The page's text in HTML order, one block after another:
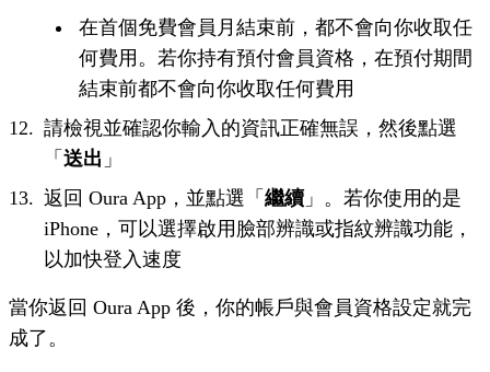
在首個免費會員月結束前，都不會向你收取任
何費用。若你持有預付會員資格，在預付期間
結束前都不會向你收取任何費用
請檢視並確認你輸入的資訊正確無誤，然後點選
「 送出 」
返回 Oura App，並點選「 繼續」。若你使用的是
iPhone，可以選擇啟用臉部辨識或指紋辨識功能，
以加快登入速度
當你返回 Oura App 後，你的帳戶與會員資格設定就完
成了。